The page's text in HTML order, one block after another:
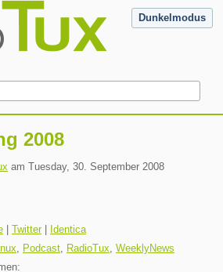
Dunkelmodus
2008
am Tuesday, 30. September 2008
Twitter|
Identica
Podcast RadioTux WeeklyNews